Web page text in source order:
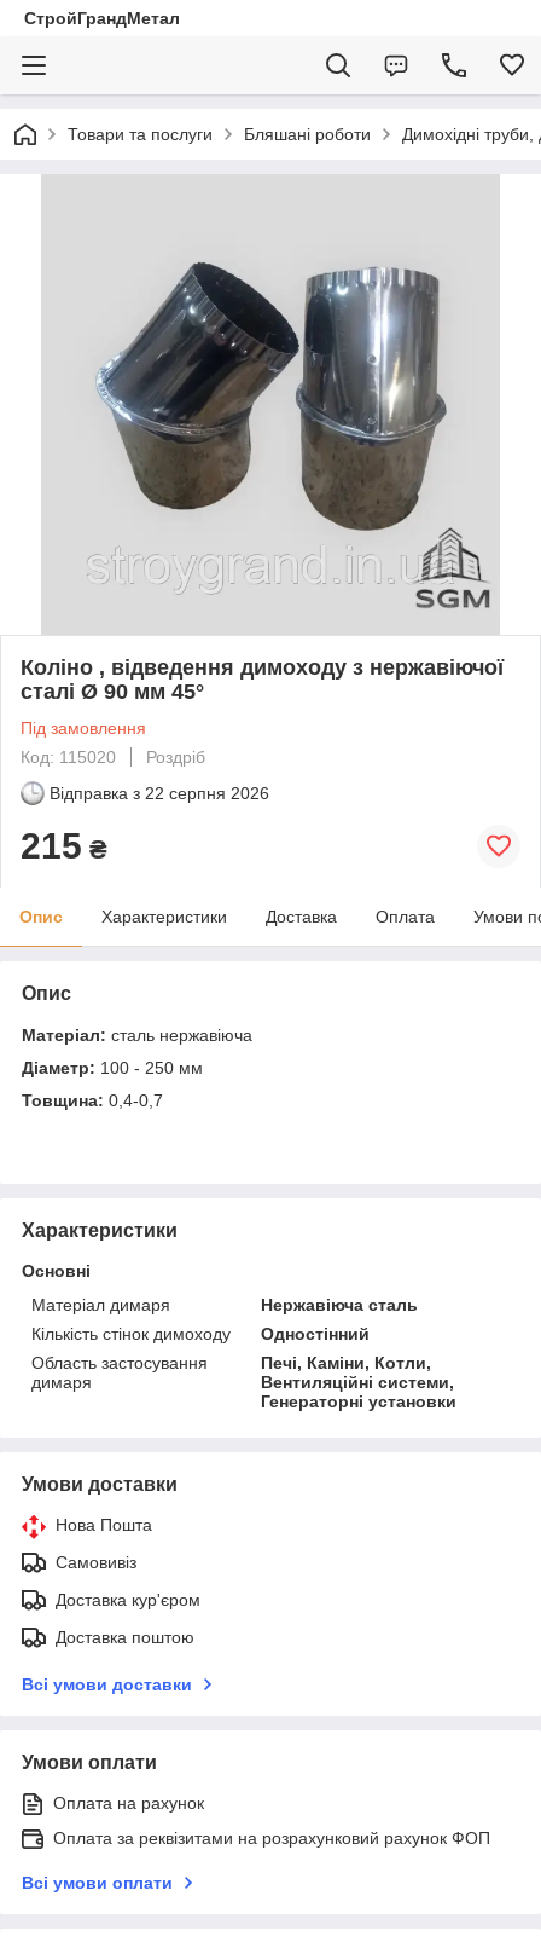
СтройГрандМетал
Товари та послуги Бляшані роботи Димохідні труби,
Коліно , відведення димоходу з нержавіючої
сталі Ø 90 мм 45°
Під замовлення
Код: 115020
Роздріб
Відправка з 22 серпня 2026
215 ₴
Опис Характеристики Доставка Оплата Умови
Опис
Матеріал: сталь нержавіюча
Діаметр: 100 - 250 мм
Товщина: 0,4-0,7
Характеристики
Основні
Матеріал димаря
Нержавіюча сталь
Кількість стінок димоходу
Одностінний
Область застосування
димаря
Печі, Каміни, Котли,
Вентиляційні системи,
Генераторні установки
Умови доставки
Нова Пошта
Самовивіз
Доставка кур'єром
Доставка поштою
Всі умови доставки
Умови оплати
Оплата на рахунок
Оплата за реквізитами на розрахунковий рахунок ФОП
Всі умови оплати